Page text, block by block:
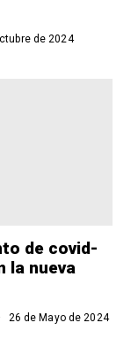
de 2024
de covid-
la nueva
26 de Mayo de 2024